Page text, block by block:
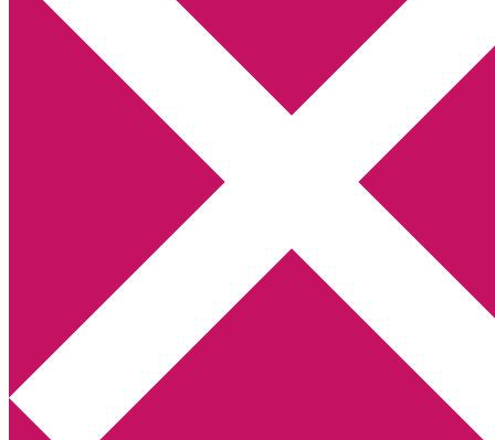
Hem
Boktolva
Författarfemman
Kontakt
Webbshop Amazon
Utskriftscentralen
Min tv-blogg
You are here:Home Anders de la Motte
Recension: [buzz] av
Anders de la Motte
Recension: [buzz] av Anders de
la Motte